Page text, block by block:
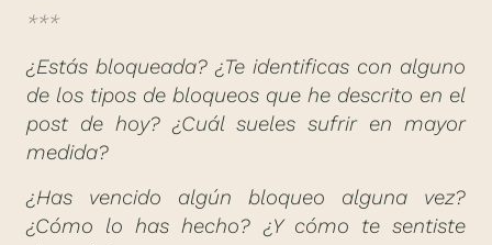
***
¿Estás bloqueada? ¿Te identificas con alguno
de los tipos de bloqueos que he descrito en el
post de hoy? ¿Cuál sueles sufrir en mayor
medida?
¿Has vencido algún bloqueo alguna vez?
¿Cómo lo has hecho? ¿Y cómo te sentiste